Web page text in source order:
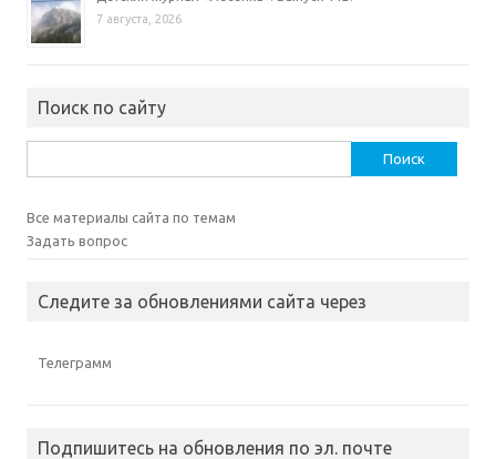
7 августа, 2026
Поиск по сайту
Все материалы сайта по темам
Задать вопрос
Следите за обновлениями сайта через
Телеграмм
Подпишитесь на обновления по эл. почте